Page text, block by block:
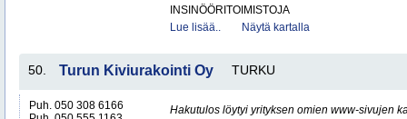
INSINÖÖRITOIMISTOJA
Lue lisää..
Näytä kartalla
50. Turun Kiviurakointi Oy TURKU
Puh. 050 308 6166
Hakutulos löytyi yrityksen omien www-sivujen